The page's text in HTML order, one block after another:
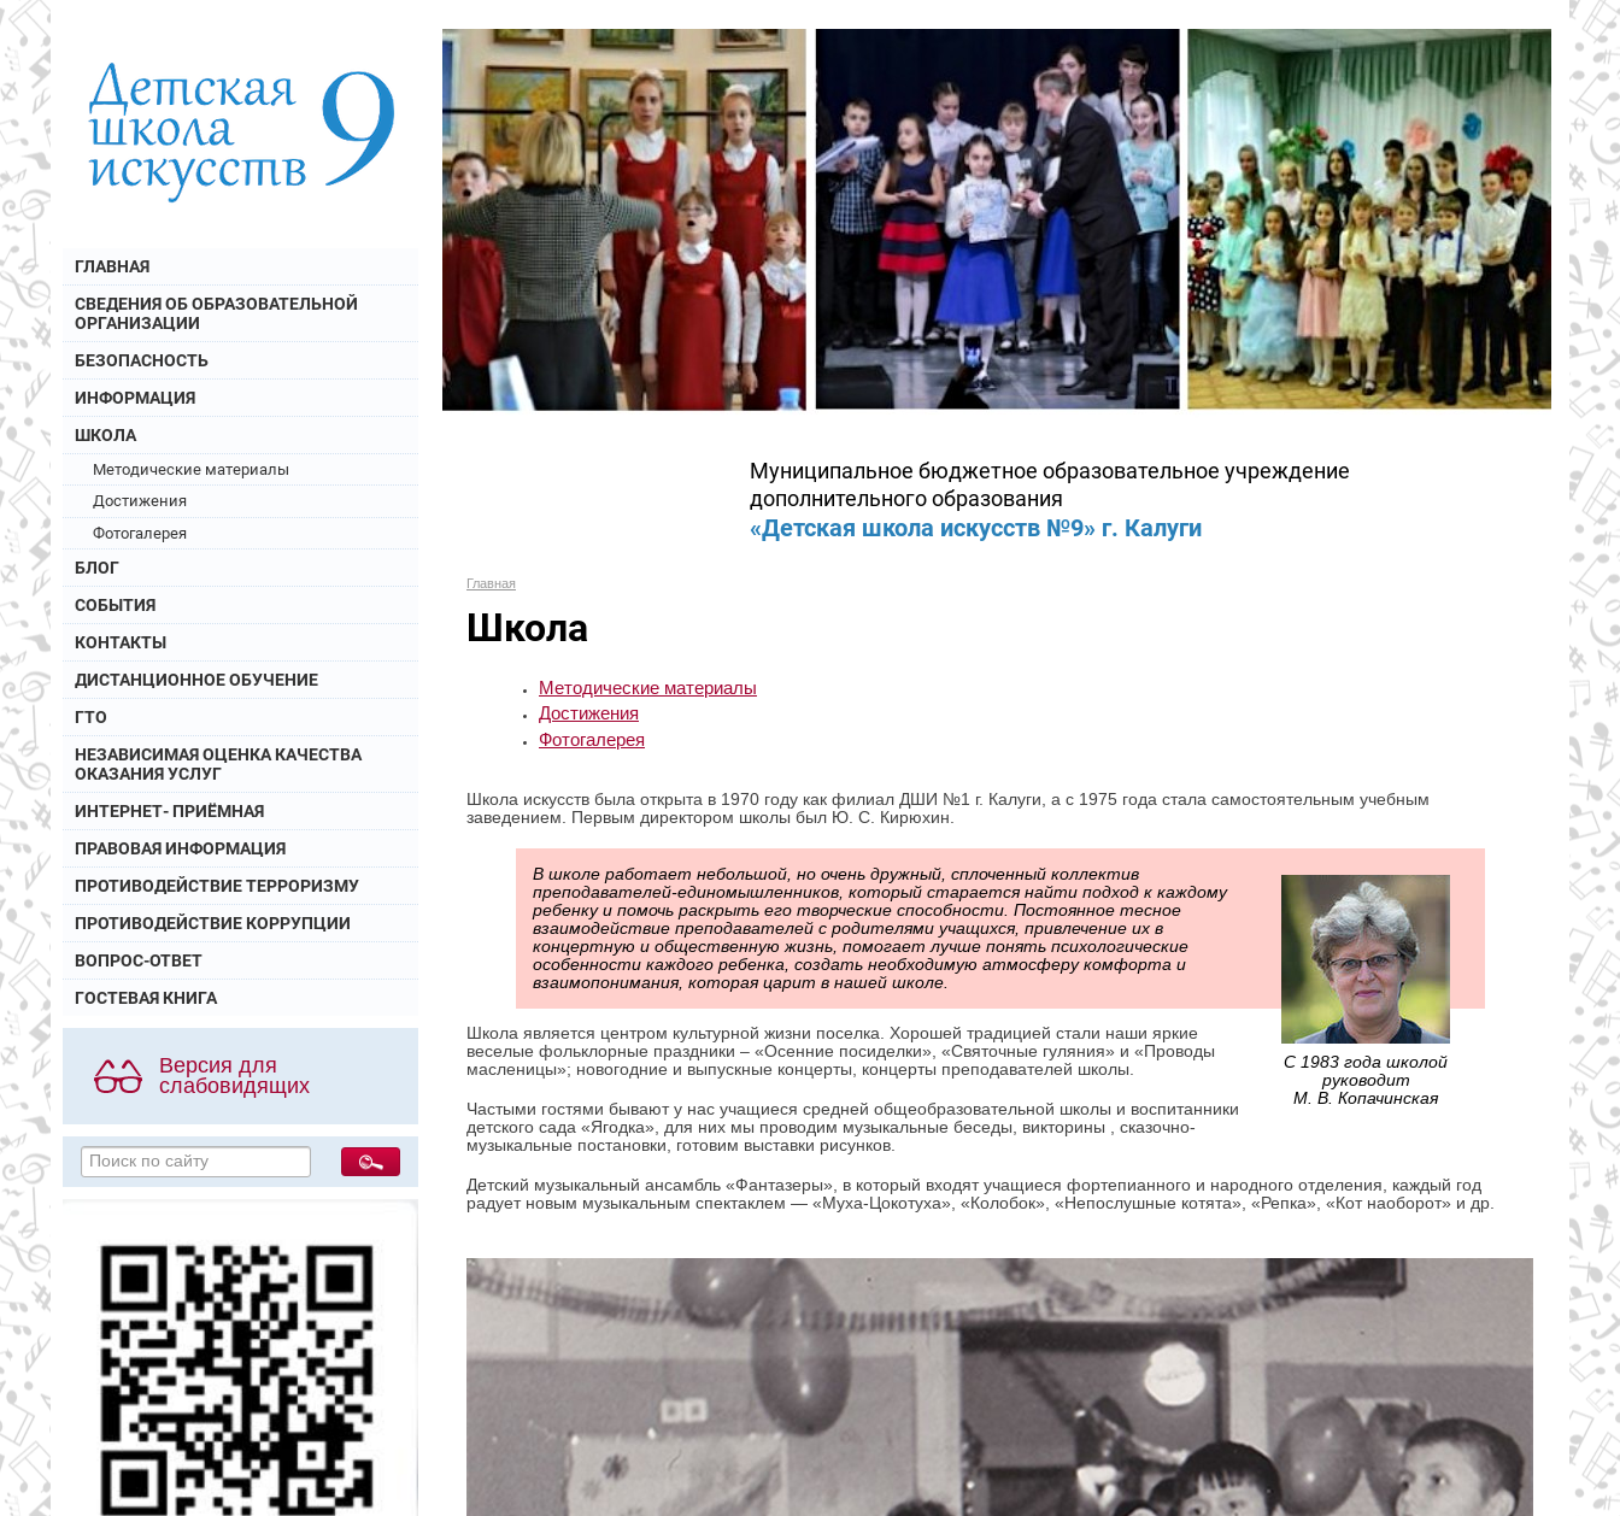
ГЛАВНАЯ
СВЕДЕНИЯ ОБ ОБРАЗОВАТЕЛЬНОЙ
ОРГАНИЗАЦИИ
БЕЗОПАСНОСТЬ
ИНФОРМАЦИЯ
ШКОЛА
Методические материалы
Достижения
Фотогалерея
БЛОГ
СОБЫТИЯ
КОНТАКТЫ
ДИСТАНЦИОННОЕ ОБУЧЕНИЕ
ГТО
НЕЗАВИСИМАЯ ОЦЕНКА КАЧЕСТВА
ОКАЗАНИЯ УСЛУГ
ИНТЕРНЕТ- ПРИЁМНАЯ
ПРАВОВАЯ ИНФОРМАЦИЯ
ПРОТИВОДЕЙСТВИЕ ТЕРРОРИЗМУ
ПРОТИВОДЕЙСТВИЕ КОРРУПЦИИ
ВОПРОС-ОТВЕТ
ГОСТЕВАЯ КНИГА
Версия для
слабовидящих
Муниципальное бюджетное образовательное учреждение
дополнительного образования
«Детская школа искусств №9» г. Калуги
Главная
Школа
Методические материалы
Достижения
Фотогалерея
Школа искусств была открыта в 1970 году как филиал ДШИ №1 г. Калуги, а с 1975 года стала самостоятельным учебным
заведением. Первым директором школы был Ю. С. Кирюхин.
С 1983 года школой
руководит
М. В. Копачинская
В школе работает небольшой, но очень дружный, сплоченный коллектив
преподавателей-единомышленников, который старается найти подход к каждому
ребенку и помочь раскрыть его творческие способности. Постоянное тесное
взаимодействие преподавателей с родителями учащихся, привлечение их в
концертную и общественную жизнь, помогает лучше понять психологические
особенности каждого ребенка, создать необходимую атмосферу комфорта и
взаимопонимания, которая царит в нашей школе.
Школа является центром культурной жизни поселка. Хорошей традицией стали наши яркие
веселые фольклорные праздники – «Осенние посиделки», «Святочные гуляния» и «Проводы
масленицы»; новогодние и выпускные концерты, концерты преподавателей школы.
Частыми гостями бывают у нас учащиеся средней общеобразовательной школы и воспитанники
детского сада «Ягодка», для них мы проводим музыкальные беседы, викторины , сказочно-
музыкальные постановки, готовим выставки рисунков.
Детский музыкальный ансамбль «Фантазеры», в который входят учащиеся фортепианного и народного отделения, каждый год
радует новым музыкальным спектаклем — «Муха-Цокотуха», «Колобок», «Непослушные котята», «Репка», «Кот наоборот» и др.